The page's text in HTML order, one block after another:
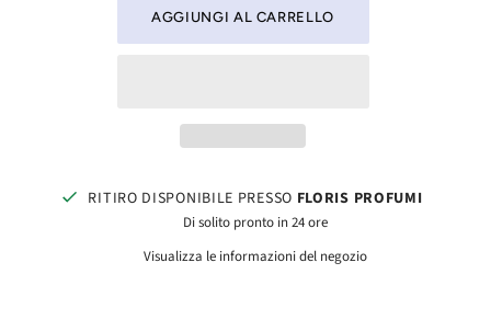
RITIRO DISPONIBILE PRESSO FLORIS PROFUMI
Di solito pronto in 24 ore
Visualizza le informazioni del negozio